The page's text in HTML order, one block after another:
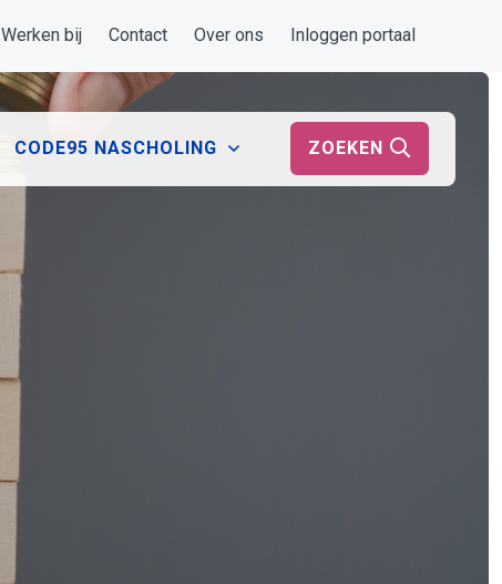
Werken bij Contact Over ons Inloggen portaal
CODE95 NASCHOLING ZOEKEN